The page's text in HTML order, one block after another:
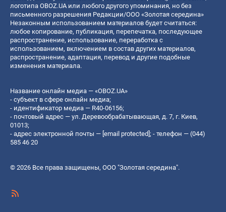
логотипа OBOZ.UA или любого другого упоминания, но без
письменного разрешения Редакции/ООО «Золотая середина»
Незаконным использованием материалов будет считаться:
любое копирование, публикация, перепечатка, последующее
распространение, использование, переработка с
использованием, включением в состав других материалов,
распространение, адаптация, перевод и другие подобные
изменения материала.
Название онлайн медиа — «OBOZ.UA»
- субъект в сфере онлайн медиа;
- идентификатор медиа — R40-06156;
- почтовый адрес — ул. Деревообрабатывающая, д. 7, г. Киев,
01013;
- адрес электронной почты — [email protected]; - телефон — (044)
585 46 20
© 2026 Все права защищены, ООО "Золотая середина".